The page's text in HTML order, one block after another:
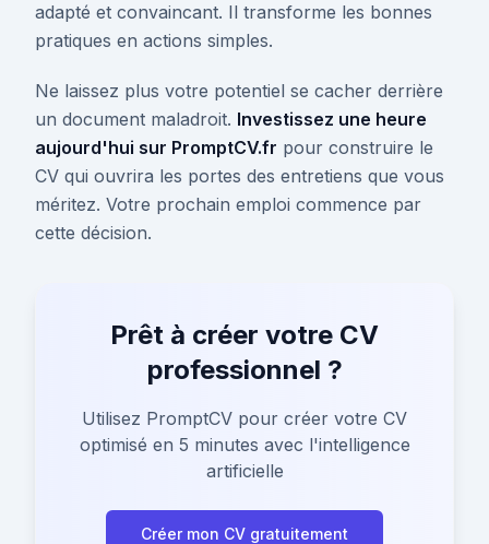
adapté et convaincant. Il transforme les bonnes
pratiques en actions simples.
Ne laissez plus votre potentiel se cacher derrière
un document maladroit. Investissez une heure
aujourd'hui sur PromptCV.fr pour construire le
CV qui ouvrira les portes des entretiens que vous
méritez. Votre prochain emploi commence par
cette décision.
Prêt à créer votre CV
professionnel ?
Utilisez PromptCV pour créer votre CV
optimisé en 5 minutes avec l'intelligence
artificielle
Créer mon CV gratuitement